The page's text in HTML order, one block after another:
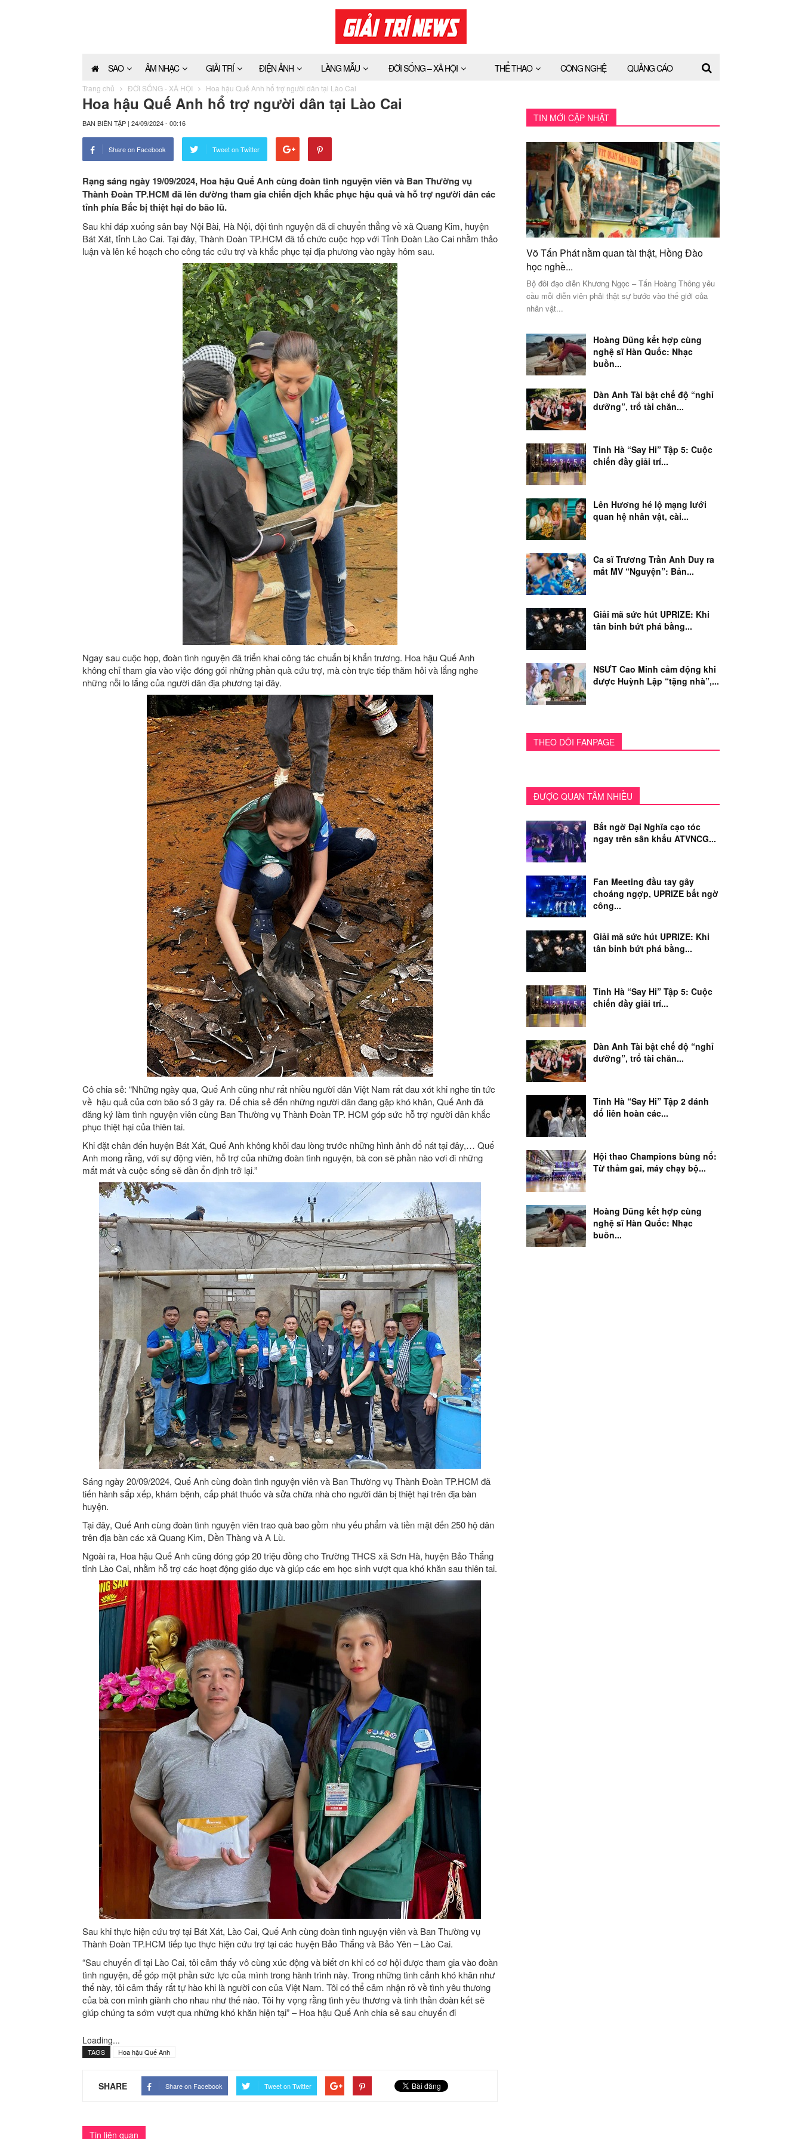
SAO ÂM NHẠC GIẢI TRÍ ĐIỆN ẢNH LÀNG MẪU ĐỜI SỐNG – XÃ HỘI THỂ THAO CÔNG NGHỆ QUẢNG CÁO
Trang chủ ĐỜI SỐNG - XÃ HỘI Hoa hậu Quế Anh hổ trợ người dân tại Lào Cai
Hoa hậu Quế Anh hổ trợ người dân tại Lào Cai
BAN BIÊN TẬP | 24/09/2024 - 00:16
Share on Facebook Tweet on Twitter
Rạng sáng ngày 19/09/2024, Hoa hậu Quế Anh cùng đoàn tình nguyện viên và Ban Thường vụ
Thành Đoàn TP.HCM đã lên đường tham gia chiến dịch khắc phục hậu quả và hỗ trợ người dân các
tỉnh phía Bắc bị thiệt hại do bão lũ.
Sau khi đáp xuống sân bay Nội Bài, Hà Nội, đội tình nguyện đã di chuyển thẳng về xã Quang Kim, huyện
Bát Xát, tỉnh Lào Cai. Tại đây, Thành Đoàn TP.HCM đã tổ chức cuộc họp với Tỉnh Đoàn Lào Cai nhằm thảo
luận và lên kế hoạch cho công tác cứu trợ và khắc phục tại địa phương vào ngày hôm sau.
Ngay sau cuộc họp, đoàn tình nguyện đã triển khai công tác chuẩn bị khẩn trương. Hoa hậu Quế Anh
không chỉ tham gia vào việc đóng gói những phần quà cứu trợ, mà còn trực tiếp thăm hỏi và lắng nghe
những nỗi lo lắng của người dân địa phương tại đây.
Cô chia sẻ: “Những ngày qua, Quế Anh cũng như rất nhiều người dân Việt Nam rất đau xót khi nghe tin tức
về hậu quả của cơn bão số 3 gây ra. Để chia sẻ đến những người dân đang gặp khó khăn, Quế Anh đã
đăng ký làm tình nguyện viên cùng Ban Thường vụ Thành Đoàn TP. HCM góp sức hỗ trợ người dân khắc
phục thiệt hại của thiên tai.
Khi đặt chân đến huyện Bát Xát, Quế Anh không khỏi đau lòng trước những hình ảnh đổ nát tại đây,… Quế
Anh mong rằng, với sự động viên, hỗ trợ của những đoàn tình nguyện, bà con sẽ phần nào vơi đi những
mất mát và cuộc sống sẽ dần ổn định trở lại.”
Sáng ngày 20/09/2024, Quế Anh cùng đoàn tình nguyện viên và Ban Thường vụ Thành Đoàn TP.HCM đã
tiến hành sắp xếp, khám bệnh, cấp phát thuốc và sửa chữa nhà cho người dân bị thiệt hại trên địa bàn
huyện.
Tại đây, Quế Anh cùng đoàn tình nguyện viên trao quà bao gồm nhu yếu phẩm và tiền mặt đến 250 hộ dân
trên địa bàn các xã Quang Kim, Dền Thàng và A Lù.
Ngoài ra, Hoa hậu Quế Anh cũng đóng góp 20 triệu đồng cho Trường THCS xã Sơn Hà, huyện Bảo Thắng
tỉnh Lào Cai, nhằm hỗ trợ các hoạt động giáo dục và giúp các em học sinh vượt qua khó khăn sau thiên tai.
Sau khi thực hiện cứu trợ tại Bát Xát, Lào Cai, Quế Anh cùng đoàn tình nguyện viên và Ban Thường vụ
Thành Đoàn TP.HCM tiếp tục thực hiện cứu trợ tại các huyện Bảo Thắng và Bảo Yên – Lào Cai.
“Sau chuyến đi tại Lào Cai, tôi cảm thấy vô cùng xúc động và biết ơn khi có cơ hội được tham gia vào đoàn
tình nguyện, để góp một phần sức lực của mình trong hành trình này. Trong những tình cảnh khó khăn như
thế này, tôi cảm thấy rất tự hào khi là người con của Việt Nam. Tôi có thể cảm nhận rõ về tình yêu thương
của bà con mình giành cho nhau như thế nào. Tôi hy vọng rằng tình yêu thương và tinh thần đoàn kết sẽ
giúp chúng ta sớm vượt qua những khó khăn hiện tại” – Hoa hậu Quế Anh chia sẻ sau chuyến đi
Loading...
TAGS Hoa hậu Quế Anh
SHARE Share on Facebook Tweet on Twitter
Tin liên quan
TIN MỚI CẬP NHẬT
Võ Tấn Phát nằm quan tài thật, Hồng Đào
học nghề...
Bộ đôi đạo diễn Khương Ngọc – Tấn Hoàng Thông yêu
cầu mỗi diễn viên phải thật sự bước vào thế giới của
nhân vật...
Hoàng Dũng kết hợp cùng
nghệ sĩ Hàn Quốc: Nhạc
buồn...
Dàn Anh Tài bật chế độ “nghỉ
dưỡng”, trổ tài chăn...
Tinh Hà “Say Hi” Tập 5: Cuộc
chiến đầy giải trí...
Lên Hương hé lộ mạng lưới
quan hệ nhân vật, cài...
Ca sĩ Trương Trần Anh Duy ra
mắt MV “Nguyện”: Bản...
Giải mã sức hút UPRIZE: Khi
tân binh bứt phá bằng...
NSƯT Cao Minh cảm động khi
được Huỳnh Lập “tặng nhà”,...
THEO DÕI FANPAGE
ĐƯỢC QUAN TÂM NHIỀU
Bất ngờ Đại Nghĩa cạo tóc
ngay trên sân khấu ATVNCG...
Fan Meeting đầu tay gây
choáng ngợp, UPRIZE bất ngờ
công...
Giải mã sức hút UPRIZE: Khi
tân binh bứt phá bằng...
Tinh Hà “Say Hi” Tập 5: Cuộc
chiến đầy giải trí...
Dàn Anh Tài bật chế độ “nghỉ
dưỡng”, trổ tài chăn...
Tinh Hà “Say Hi” Tập 2 đánh
đố liên hoàn các...
Hội thao Champions bùng nổ:
Từ thảm gai, máy chạy bộ...
Hoàng Dũng kết hợp cùng
nghệ sĩ Hàn Quốc: Nhạc
buồn...